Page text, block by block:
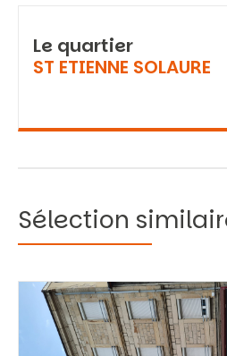
Le quartier
ST ETIENNE SOLAURE
Sélection